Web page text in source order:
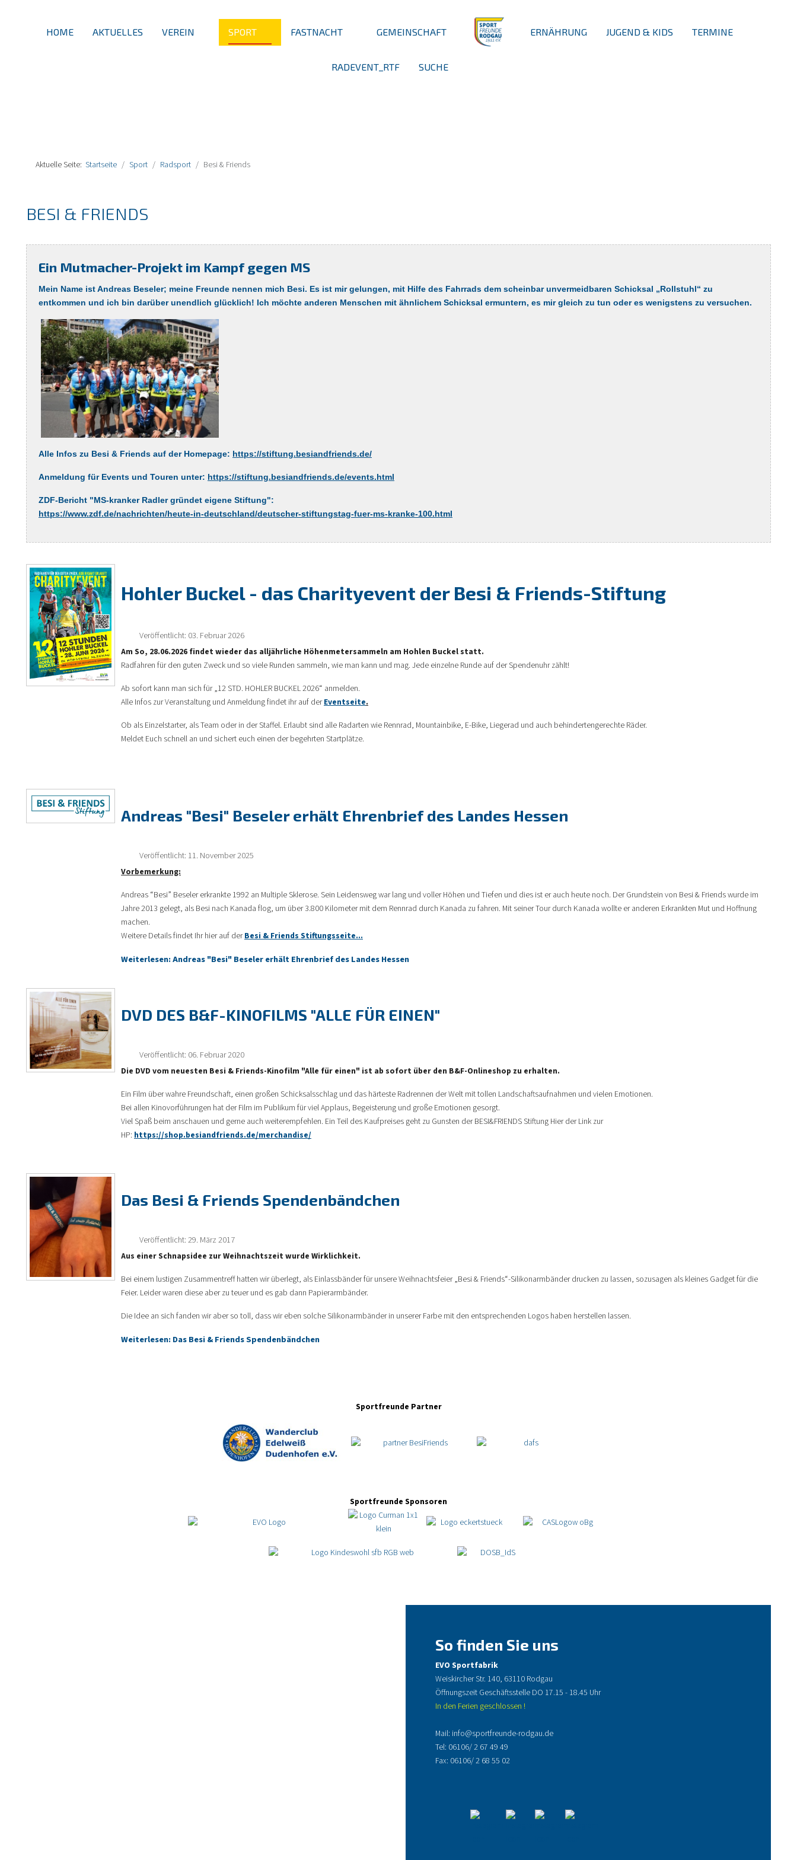
HOME AKTUELLES VEREIN SPORT FASTNACHT GEMEINSCHAFT ERNÄHRUNG JUGEND & KIDS TERMINE
RADEVENT_RTF SUCHE
Aktuelle Seite: Startseite Sport Radsport Besi & Friends
BESI & FRIENDS
Ein Mutmacher-Projekt im Kampf gegen MS
Mein Name ist Andreas Beseler; meine Freunde nennen mich Besi. Es ist mir gelungen, mit Hilfe des Fahrrads dem scheinbar unvermeidbaren Schicksal „Rollstuhl“ zu
entkommen und ich bin darüber unendlich glücklich! Ich möchte anderen Menschen mit ähnlichem Schicksal ermuntern, es mir gleich zu tun oder es wenigstens zu versuchen.
Alle Infos zu Besi & Friends auf der Homepage: https://stiftung.besiandfriends.de/
Anmeldung für Events und Touren unter: https://stiftung.besiandfriends.de/events.html
ZDF-Bericht "MS-kranker Radler gründet eigene Stiftung":
https://www.zdf.de/nachrichten/heute-in-deutschland/deutscher-stiftungstag-fuer-ms-kranke-100.html
Hohler Buckel - das Charityevent der Besi & Friends-Stiftung
Veröffentlicht: 03. Februar 2026
Am So, 28.06.2026 findet wieder das alljährliche Höhenmetersammeln am Hohlen Buckel statt.
Radfahren für den guten Zweck und so viele Runden sammeln, wie man kann und mag. Jede einzelne Runde auf der Spendenuhr zählt!
Ab sofort kann man sich für „12 STD. HOHLER BUCKEL 2026“ anmelden.
Alle Infos zur Veranstaltung und Anmeldung findet ihr auf derEventseite.
Ob als Einzelstarter, als Team oder in der Staffel. Erlaubt sind alle Radarten wie Rennrad, Mountainbike, E-Bike, Liegerad und auch behindertengerechte Räder.
Meldet Euch schnell an und sichert euch einen der begehrten Startplätze.
Andreas "Besi" Beseler erhält Ehrenbrief des Landes Hessen
Veröffentlicht: 11. November 2025
Vorbemerkung:
Andreas “Besi” Beseler erkrankte 1992 an Multiple Sklerose. Sein Leidensweg war lang und voller Höhen und Tiefen und dies ist er auch heute noch. Der Grundstein von Besi & Friends wurde im
Jahre 2013 gelegt, als Besi nach Kanada flog, um über 3.800 Kilometer mit dem Rennrad durch Kanada zu fahren. Mit seiner Tour durch Kanada wollte er anderen Erkrankten Mut und Hoffnung
machen.
Weitere Details findet Ihr hier auf derBesi & Friends Stiftungsseite...
Weiterlesen: Andreas "Besi" Beseler erhält Ehrenbrief des Landes Hessen
DVD DES B&F-KINOFILMS "ALLE FÜR EINEN"
Veröffentlicht: 06. Februar 2020
Die DVD vom neuesten Besi & Friends-Kinofilm "Alle für einen" ist ab sofort über den B&F-Onlineshop zu erhalten.
Ein Film über wahre Freundschaft, einen großen Schicksalsschlag und das härteste Radrennen der Welt mit tollen Landschaftsaufnahmen und vielen Emotionen.
Bei allen Kinovorführungen hat der Film im Publikum für viel Applaus, Begeisterung und große Emotionen gesorgt.
Viel Spaß beim anschauen und gerne auch weiterempfehlen. Ein Teil des Kaufpreises geht zu Gunsten der BESI&FRIENDS Stiftung Hier der Link zur
HP: https://shop.besiandfriends.de/merchandise/
Das Besi & Friends Spendenbändchen
Veröffentlicht: 29. März 2017
Aus einer Schnapsidee zur Weihnachtszeit wurde Wirklichkeit.
Bei einem lustigen Zusammentreff hatten wir überlegt, als Einlassbänder für unsere Weihnachtsfeier „Besi & Friends“-Silikonarmbänder drucken zu lassen, sozusagen als kleines Gadget für die
Feier. Leider waren diese aber zu teuer und es gab dann Papierarmbänder.
Die Idee an sich fanden wir aber so toll, dass wir eben solche Silikonarmbänder in unserer Farbe mit den entsprechenden Logos haben herstellen lassen.
Weiterlesen: Das Besi & Friends Spendenbändchen
Sportfreunde Partner
Sportfreunde Sponsoren
So finden Sie uns
EVO Sportfabrik
Weiskircher Str. 140, 63110 Rodgau
Öffnungszeit Geschäftsstelle DO 17.15 - 18.45 Uhr
In den Ferien geschlossen !
Mail: info@sportfreunde-rodgau.de
Tel: 06106/ 2 67 49 49
Fax: 06106/ 2 68 55 02